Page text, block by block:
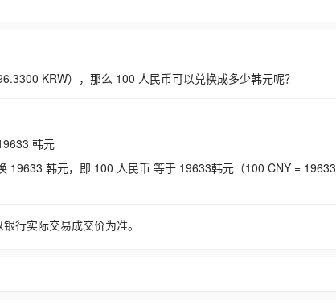
KRW），那么 100 人民币可以兑换成多少韩元呢？
韩元
19633 韩元，即 100 人民币 等于 19633韩元（100 CNY = 19633
行实际交易成交价为准。